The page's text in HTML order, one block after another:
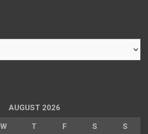
AUGUST 2026
W T F S S